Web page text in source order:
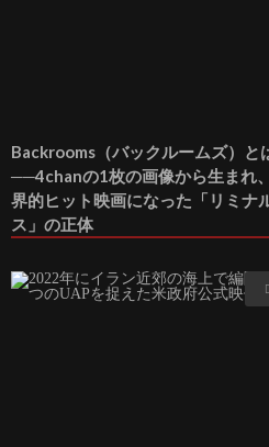
Backrooms（バックルームズ）と
──4chanの1枚の画像から生まれ
界的ヒット映画になった「リミナ
ス」の正体